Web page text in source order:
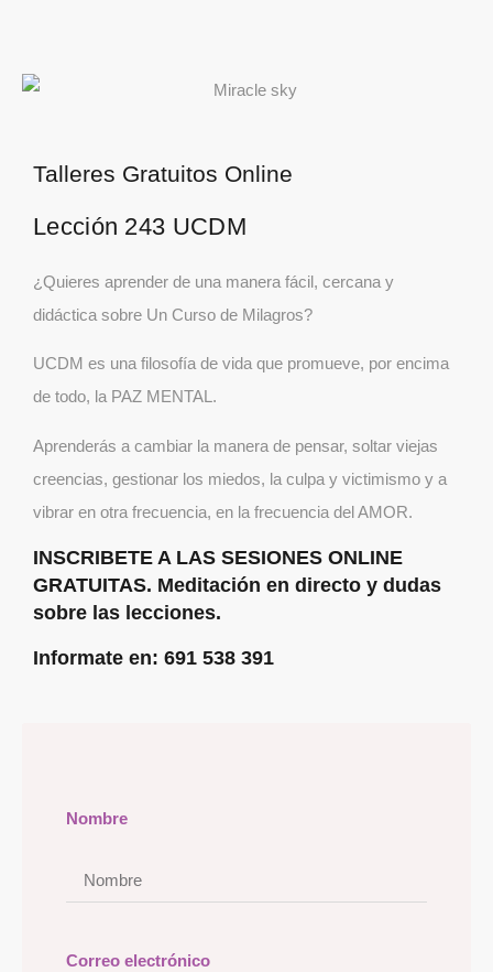
Talleres Gratuitos Online
Lección 243 UCDM
¿Quieres aprender de una manera fácil, cercana y
didáctica sobre Un Curso de Milagros?
UCDM es una filosofía de vida que promueve, por encima
de todo, la PAZ MENTAL.
Aprenderás a cambiar la manera de pensar, soltar viejas
creencias, gestionar los miedos, la culpa y victimismo y a
vibrar en otra frecuencia, en la frecuencia del AMOR.
INSCRIBETE A LAS SESIONES ONLINE
GRATUITAS. Meditación en directo y dudas
sobre las lecciones.
Informate en: 691 538 391
Nombre
Correo electrónico